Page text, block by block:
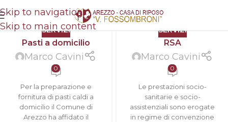
Skip to navigation
Skip to main content
SERVIZI
Pasti a domicilio
Marco Cavini
0
Per la preparazione e
fornitura di pasti caldi a
domicilio il Comune di
Arezzo ha affidato il
SERVIZI
RSA
Marco Cavini
0
Le prestazioni socio-
sanitarie e socio-
assistenziali sono erogate
in regime di convenzione